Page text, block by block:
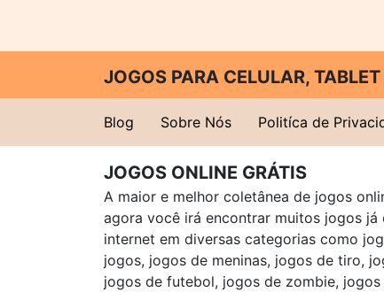
JOGOS PARA CELULAR,
Blog Sobre Nós Politíca de
JOGOS ONLINE GRÁTIS
A maior e melhor coletânea de jogos
agora você irá encontrar muitos jogos já
internet em diversas categorias como
jogos, jogos de meninas, jogos de tiro,
jogos de futebol, jogos de zombie,